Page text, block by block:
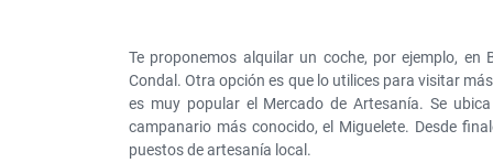
Te proponemos alquilar un coche, por ejemplo, en
Condal. Otra opción es que lo utilices para visitar
es muy popular el Mercado de Artesanía. Se
campanario más conocido, el Miguelete. Desde
puestos de artesanía local.